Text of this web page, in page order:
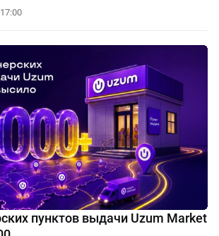
пунктов выдачи Uzum Market